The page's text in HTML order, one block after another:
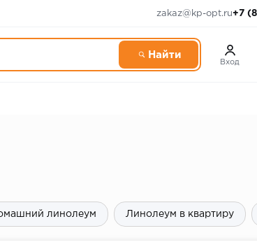
zakaz@kp-opt.ru+7
Вход
линолеум Линолеум в квартиру